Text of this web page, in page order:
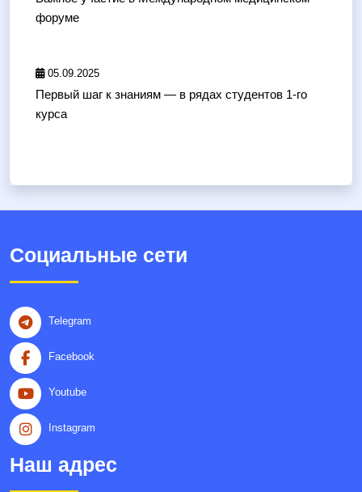
форуме
05.09.2025
Первый шаг к знаниям — в рядах студентов 1-го
курса
Социальные сети
Telegram
Facebook
Youtube
Instagram
Наш адрес